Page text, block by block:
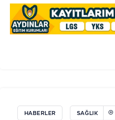
HABERLER SAĞLIK